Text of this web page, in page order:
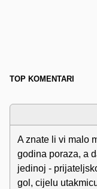
TOP KOMENTARI
A znate li vi malo
godina poraza, a
jedinoj -
gol, cijelu